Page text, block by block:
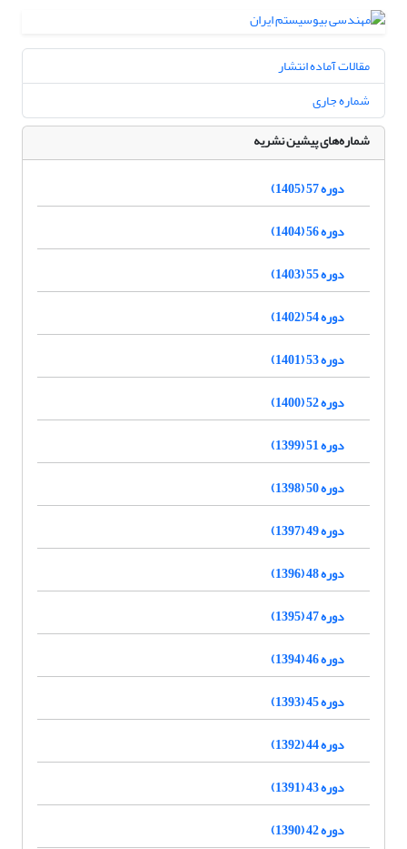
مقالات آماده انتشار
شماره جاری
شماره‌های پیشین نشریه
دوره 57 (1405)
دوره 56 (1404)
دوره 55 (1403)
دوره 54 (1402)
دوره 53 (1401)
دوره 52 (1400)
دوره 51 (1399)
دوره 50 (1398)
دوره 49 (1397)
دوره 48 (1396)
دوره 47 (1395)
دوره 46 (1394)
دوره 45 (1393)
دوره 44 (1392)
دوره 43 (1391)
دوره 42 (1390)